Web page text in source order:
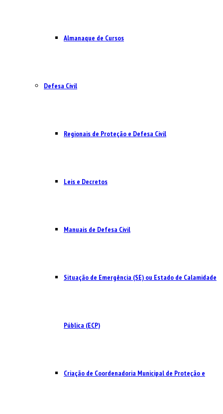
Almanaque de Cursos
Defesa Civil
Regionais de Proteção e Defesa Civil
Leis e Decretos
Manuais de Defesa Civil
Situação de Emergência (SE) ou Estado de Calamidade
Pública (ECP)
Criação de Coordenadoria Municipal de Proteção e